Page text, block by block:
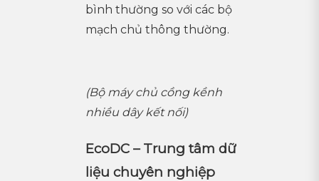
bình thường so với các bộ
mạch chủ thông thường.
(Bộ máy chủ cồng kềnh
nhiều dây kết nối)
EcoDC – Trung tâm dữ
liệu chuyên nghiệp